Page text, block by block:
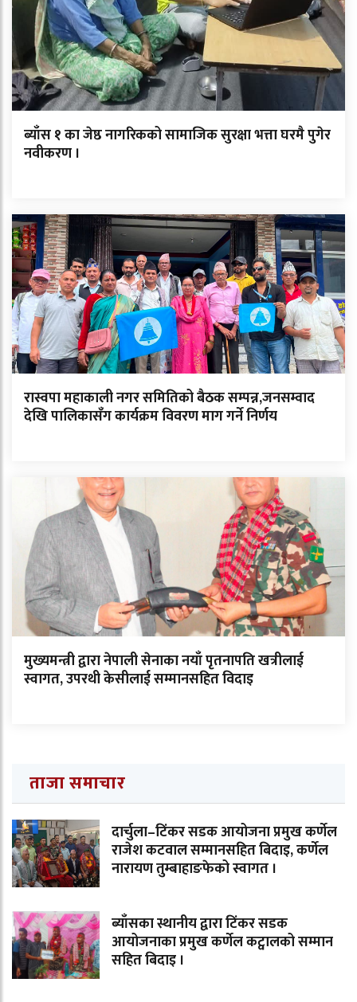
ब्याँस १ का जेष्ठ नागरिकको सामाजिक सुरक्षा भत्ता घरमै पुगेर
नवीकरण ।
रास्वपा महाकाली नगर समितिको बैठक सम्पन्न,जनसम्वाद
देखि पालिकासँग कार्यक्रम विवरण माग गर्ने निर्णय
मुख्यमन्त्री द्वारा नेपाली सेनाका नयाँ पृतनापति खत्रीलाई
स्वागत, उपरथी केसीलाई सम्मानसहित विदाइ
ताजा समाचार
दार्चुला–टिंकर सडक आयोजना प्रमुख कर्णेल
राजेश कटवाल सम्मानसहित बिदाइ, कर्णेल
नारायण तुम्बाहाङफेको स्वागत ।
ब्याँसका स्थानीय द्वारा टिंकर सडक
आयोजनाका प्रमुख कर्णेल कट्वालको सम्मान
सहित बिदाइ ।